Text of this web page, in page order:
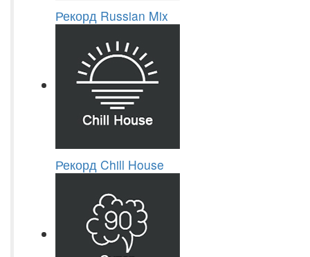
Рекорд Russian Mix
Рекорд Chill House